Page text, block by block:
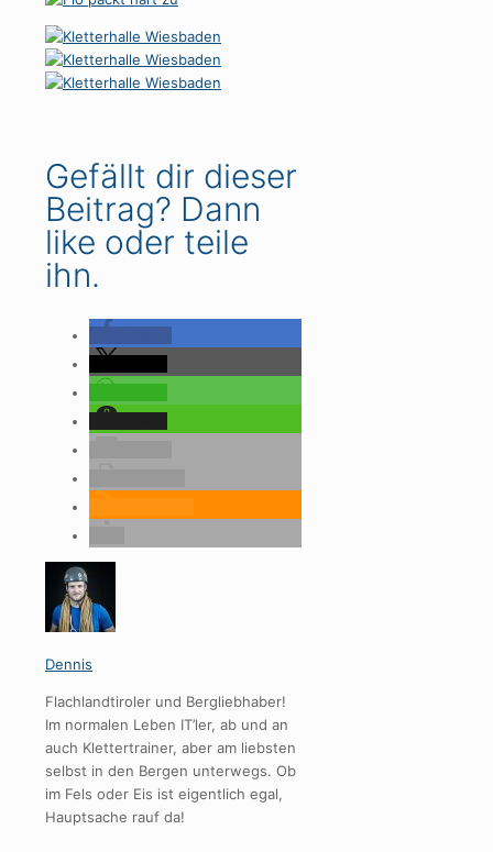
Gefällt dir dieser
Beitrag? Dann
like oder teile
ihn.
Dennis
Flachlandtiroler und Bergliebhaber!
Im normalen Leben IT’ler, ab und an
auch Klettertrainer, aber am liebsten
selbst in den Bergen unterwegs. Ob
im Fels oder Eis ist eigentlich egal,
Hauptsache rauf da!